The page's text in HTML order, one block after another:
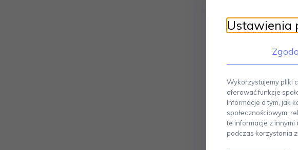
Ustawienia
Zgoda
Wykorzystujemy pliki
oferować funkcje
Informacje o tym, jak
społecznościowym,
te informacje z innymi
podczas korzystania z